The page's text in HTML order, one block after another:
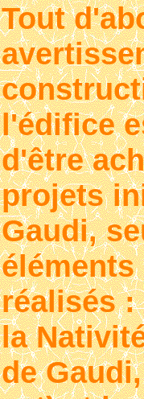
Tout
l'édifice
d'être
projets
Gaudi,
éléments
réalisés :
la
de